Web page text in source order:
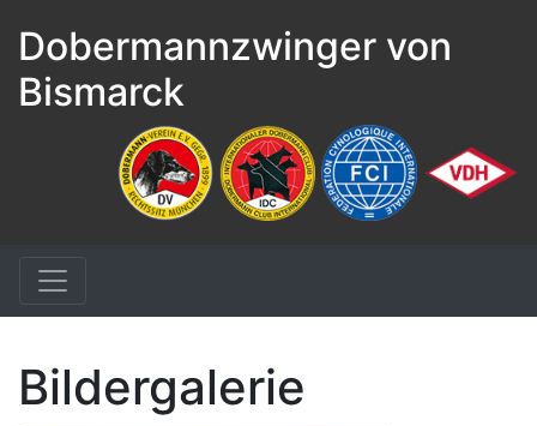
Dobermannzwinger von
Bismarck
Bildergalerie